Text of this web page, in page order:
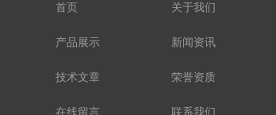
首页 关于我们
产品展示 新闻资讯
技术文章 荣誉资质
在线留言 联系我们